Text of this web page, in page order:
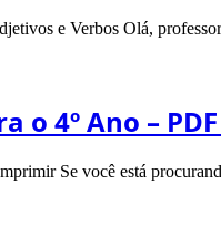
e Verbos Olá,
4º Ano –
Se você está